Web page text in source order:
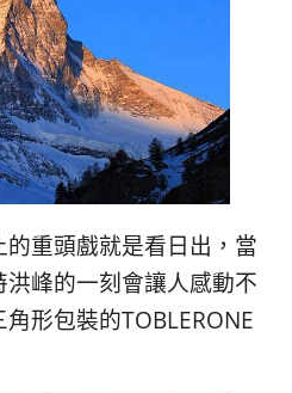
重頭戲就是看日出，當
峰的一刻會讓人感動不
形包裝的TOBLERONE